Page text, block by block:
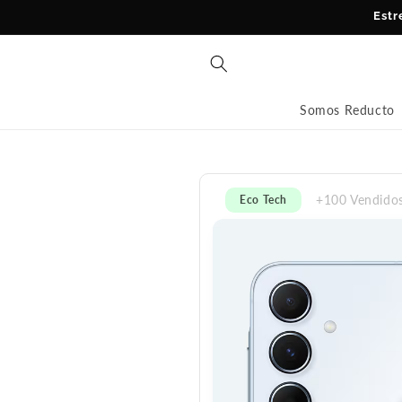
al contenido
Somos Reducto
Eco Tech +100
Ir
del producto